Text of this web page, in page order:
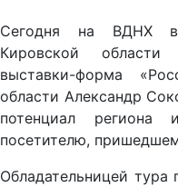
Сегодня на ВДНХ в
Кировской
выставки-форма
области Александр
потенциал
посетителю,
Обладательницей